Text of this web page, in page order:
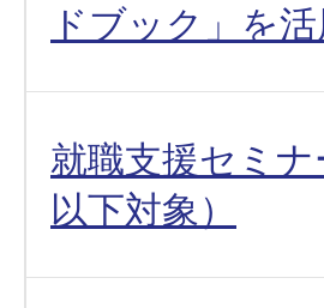
ドブック」を
就職支援セミ
以下対象）